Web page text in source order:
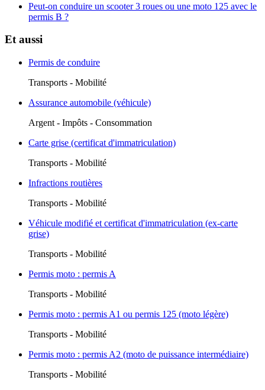
Peut-on conduire un scooter 3 roues ou une moto 125 avec le
permis B ?
Et aussi
Permis de conduire
Transports - Mobilité
Assurance automobile (véhicule)
Argent - Impôts - Consommation
Carte grise (certificat d'immatriculation)
Transports - Mobilité
Infractions routières
Transports - Mobilité
Véhicule modifié et certificat d'immatriculation (ex-carte
grise)
Transports - Mobilité
Permis moto : permis A
Transports - Mobilité
Permis moto : permis A1 ou permis 125 (moto légère)
Transports - Mobilité
Permis moto : permis A2 (moto de puissance intermédiaire)
Transports - Mobilité